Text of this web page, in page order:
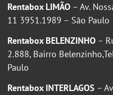
Rentabox LIMÃO – Av.
11 3951.1989 – São Paulo
Rentabox BELENZINHO –
2.888, Bairro
Paulo
Rentabox INTERLAGOS –